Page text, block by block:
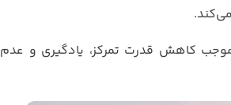
کاهش قدرت تمرکز، یادگیری و عدم